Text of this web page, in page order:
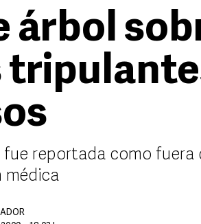
árbol
fue reportada como
médica